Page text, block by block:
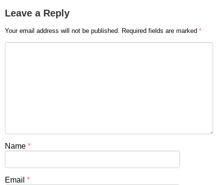
Leave a Reply
Your email address will not be published. Required fields are marked *
Name *
Email *